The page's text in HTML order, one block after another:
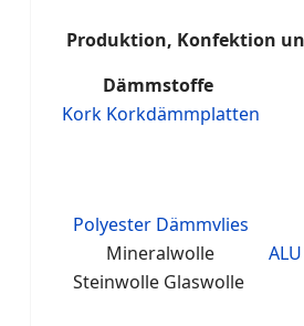
Produktion, Konfektion
Dämmstoffe
Kork Korkdämmplatten
Polyester Dämmvlies
Mineralwolle
Steinwolle Glaswolle